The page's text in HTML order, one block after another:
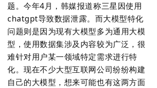
题。今年4月，韩媒报道称三星因使用
chatgpt导致数据泄露。而大模型特化
问题则是因为现有大模型多为通用大模
型，使用数据集涉及内容较为广泛，很
难针对用户某一领域特定需求进行特
化。现在不少大型互联网公司纷纷构建
自己的大模型，想来可能也有这两方面